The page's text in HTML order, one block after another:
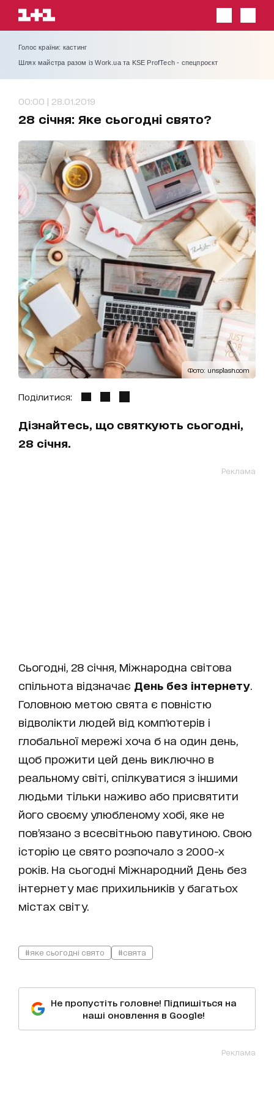
Голос країни: кастинг
Шлях майстра разом із Work.ua та KSE ProfTech - спецпроєкт
00:00 | 28.01.2019
28 січня: Яке сьогодні свято?
Фото: unsplash.com
Поділитися:
Дізнайтесь, що святкують сьогодні,
28 січня.
Реклама
Сьогодні, 28 січня, Міжнародна світова
спільнота відзначає День без інтернету
Головною метою свята є повністю
відволікти людей від комп'ютерів і
глобальної мережі хоча б на один день,
щоб прожити цей день виключно в
реальному світі, спілкуватися з іншими
людьми тільки наживо або присвятити
його своєму улюбленому хобі, яке не
пов’язано з всесвітньою павутиною. Свою
історію це свято розпочало з 2000-х
років. На сьогодні Міжнародний День без
інтернету має прихильників у багатьох
містах світу.
#яке сьогодні свято #свята
Не пропустіть головне! Підпишіться на
наші оновлення в Google!
Реклама